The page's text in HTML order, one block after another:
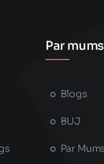
Par mums
Blogs
BUJ
Par